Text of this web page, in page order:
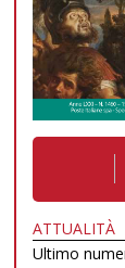
ATTUALITÀ
Ultimo